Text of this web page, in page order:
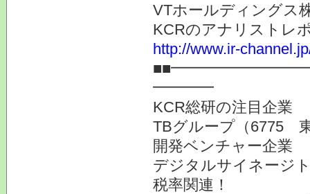
VTホールディングス
KCRのアナリストレ
http://www.ir-
━━━━
KCR総研の注目企業
TBグループ（6775
開発ベンチャー企業
デジタルサイネージ
税率関連！